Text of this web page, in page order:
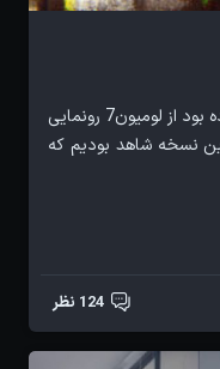
Act-3D طبق برنامه ای که مشخص کرده بود از لومیون7 رونمایی
نسخه شاهد بودیم که
124 نظر